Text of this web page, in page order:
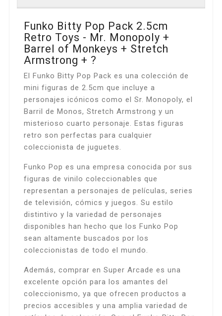
Funko Bitty Pop Pack 2.5cm
Retro Toys - Mr. Monopoly +
Barrel of Monkeys + Stretch
Armstrong + ?
El Funko Bitty Pop Pack es una colección de
mini figuras de 2.5cm que incluye a
personajes icónicos como el Sr. Monopoly, el
Barril de Monos, Stretch Armstrong y un
misterioso cuarto personaje. Estas figuras
retro son perfectas para cualquier
coleccionista de juguetes.
Funko Pop es una empresa conocida por sus
figuras de vinilo coleccionables que
representan a personajes de películas, series
de televisión, cómics y juegos. Su estilo
distintivo y la variedad de personajes
disponibles han hecho que los Funko Pop
sean altamente buscados por los
coleccionistas de todo el mundo.
Además, comprar en Super Arcade es una
excelente opción para los amantes del
coleccionismo, ya que ofrecen productos a
precios accesibles y una amplia variedad de